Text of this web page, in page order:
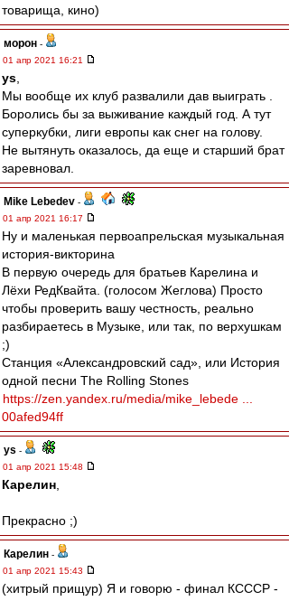
товарища, кино)
морон -
01 апр 2021 16:21
ys
Мы вообще их клуб развалили дав выиграть .
Боролись бы за выживание каждый год. А тут
суперкубки, лиги европы как снег на голову.
Не вытянуть оказалось, да еще и старший брат
заревновал.
Mike Lebedev -
01 апр 2021 16:17
Ну и маленькая первоапрельская музыкальная
история-викторина
В первую очередь для братьев Карелина и
Лёхи РедКвайта. (голосом Жеглова) Просто
чтобы проверить вашу честность, реально
разбираетесь в Музыке, или так, по верхушкам
;)
Станция «Александровский сад», или История
одной песни The Rolling Stones
https://zen.yandex.ru/media/mike_lebede ...
00afed94ff
ys -
01 апр 2021 15:48
Карелин
Прекрасно ;)
Карелин -
01 апр 2021 15:43
(хитрый прищур) Я и говорю - финал КСССР -